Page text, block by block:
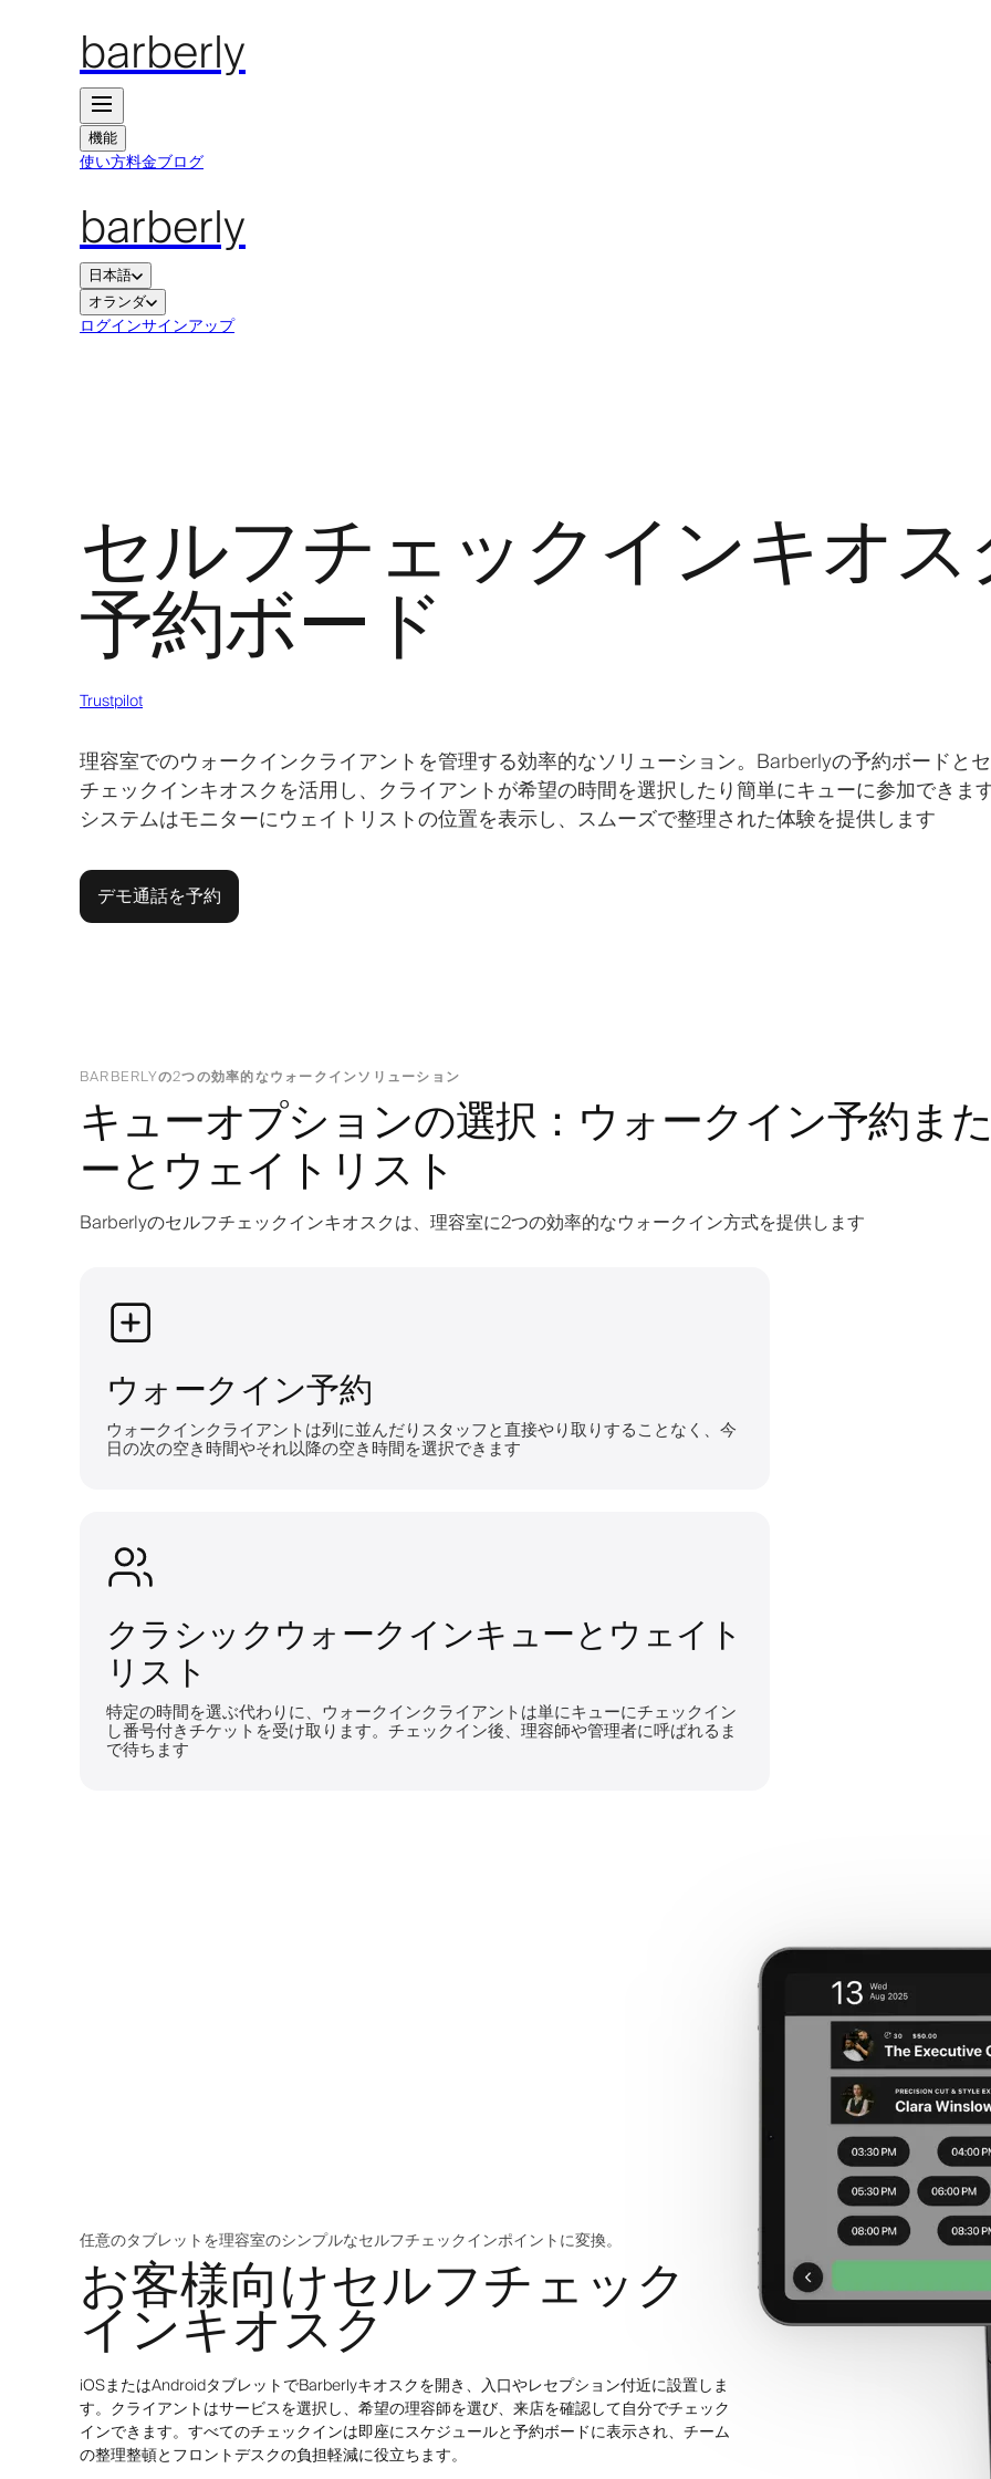
barberly
機能
使い方料金ブログ
barberly
日本語
オランダ
ログインサインアップ
セルフチェックインキオス
予約ボード
Trustpilot
理容室でのウォークインクライアントを管理する効率的なソリューション。Barberlyの予約ボードと
チェックインキオスクを活用し、クライアントが希望の時間を選択したり簡単にキューに参加できます
システムはモニターにウェイトリストの位置を表示し、スムーズで整理された体験を提供します
デモ通話を予約
BARBERLYの2つの効率的なウォークインソリューション
キューオプションの選択：ウォークイン予約ま
ーとウェイトリスト
Barberlyのセルフチェックインキオスクは、理容室に2つの効率的なウォークイン方式を提供します
ウォークイン予約
ウォークインクライアントは列に並んだりスタッフと直接やり取りすることなく、今
日の次の空き時間やそれ以降の空き時間を選択できます
クラシックウォークインキューとウェイト
リスト
特定の時間を選ぶ代わりに、ウォークインクライアントは単にキューにチェックイン
し番号付きチケットを受け取ります。チェックイン後、理容師や管理者に呼ばれるま
で待ちます
任意のタブレットを理容室のシンプルなセルフチェックインポイントに変換。
お客様向けセルフチェック
インキオスク
iOSまたはAndroidタブレットでBarberlyキオスクを開き、入口やレセプション付近に設置しま
す。クライアントはサービスを選択し、希望の理容師を選び、来店を確認して自分でチェック
インできます。すべてのチェックインは即座にスケジュールと予約ボードに表示され、チーム
の整理整頓とフロントデスクの負担軽減に役立ちます。